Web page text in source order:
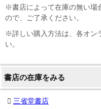
※書店によって在庫の無い場
ので、ご了承ください。
※詳しい購入方法は、各オン
い。
書店の在庫をみる
三省堂書店